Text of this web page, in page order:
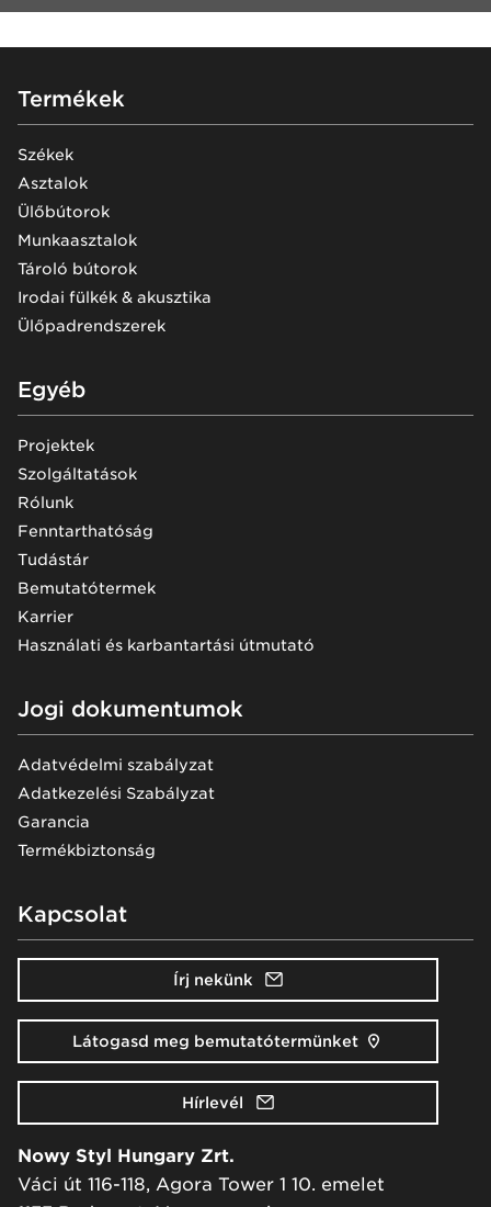
Footer
Termékek
Székek
Asztalok
Ülőbútorok
Munkaasztalok
Tároló bútorok
Irodai fülkék & akusztika
Ülőpadrendszerek
Egyéb
Projektek
Szolgáltatások
Rólunk
Fenntarthatóság
Tudástár
Bemutatótermek
Karrier
Használati és karbantartási útmutató
Jogi dokumentumok
Adatvédelmi szabályzat
Adatkezelési Szabályzat
Garancia
Termékbiztonság
Kapcsolat
Írj nekünk
Látogasd meg bemutatótermünket
Hírlevél
Nowy Styl Hungary Zrt.
Váci út 116-118, Agora Tower 1 10. emelet